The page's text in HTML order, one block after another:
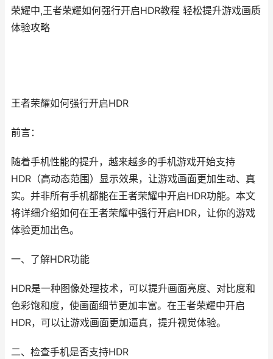
荣耀中,王者荣耀如何强行开启HDR教程 轻松提升游戏画质
体验攻略
王者荣耀如何强行开启HDR
前言：
随着手机性能的提升，越来越多的手机游戏开始支持
HDR（高动态范围）显示效果，让游戏画面更加生动、真
实。并非所有手机都能在王者荣耀中开启HDR功能。本文
将详细介绍如何在王者荣耀中强行开启HDR，让你的游戏
体验更加出色。
一、了解HDR功能
HDR是一种图像处理技术，可以提升画面亮度、对比度和
色彩饱和度，使画面细节更加丰富。在王者荣耀中开启
HDR，可以让游戏画面更加逼真，提升视觉体验。
二、检查手机是否支持HDR